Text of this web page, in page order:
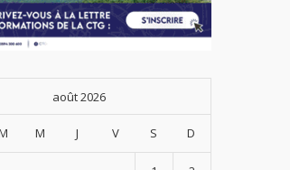
août 2026
M J V S D